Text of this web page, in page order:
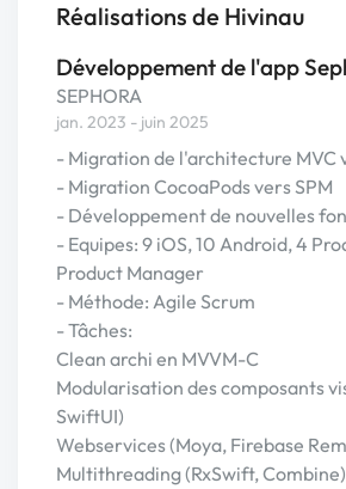
Réalisations de Hivinau
Développement de l'app
SEPHORA
jan. 2023 - juin 2025
- Migration de l'architecture MVC
- Migration CocoaPods vers SPM
- Développement de nouvelles
- Equipes: 9 iOS, 10 Android, 4
Product Manager
- Méthode: Agile Scrum
- Tâches:
Clean archi en MVVM-C
Modularisation des composants
SwiftUI)
Webservices (Moya, Firebase
Multithreading (RxSwift, Combine)